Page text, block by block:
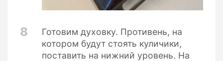
8
Готовим духовку. Противень, на
котором будут стоять куличики,
поставить на нижний уровень. На